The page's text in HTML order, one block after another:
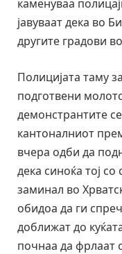
каменуваа
јавуваат дека во
другите градови
Полицијата таму
подготвени
демонстрантите
кантоналниот
вчера одби да
дека синоќа тој
заминал во
обидоа да ги
доближат до
почнаа да фрлаат